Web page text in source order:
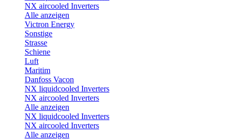
NX aircooled Inverters
Alle anzeigen
Victron Energy
Sonstige
Strasse
Schiene
Luft
Maritim
Danfoss Vacon
NX liquidcooled Inverters
NX aircooled Inverters
Alle anzeigen
NX liquidcooled Inverters
NX aircooled Inverters
Alle anzeigen